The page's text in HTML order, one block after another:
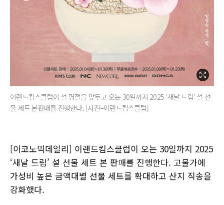
이랜드킴스클럽이 설 명절을 앞두고 오는 30일까지 2025 ‘새날 드림’ 설 선
물 세트 본판매를 진행한다. [사진=이랜드킴스클럽]
[이코노믹데일리] 이랜드킴스클럽이 오는 30일까지 2025
‘새날 드림’ 설 선물 세트 본 판매를 진행한다. 고물가에
가성비 높은 금액대별 선물 세트를 확대하고 산지 직송을
강화했다.